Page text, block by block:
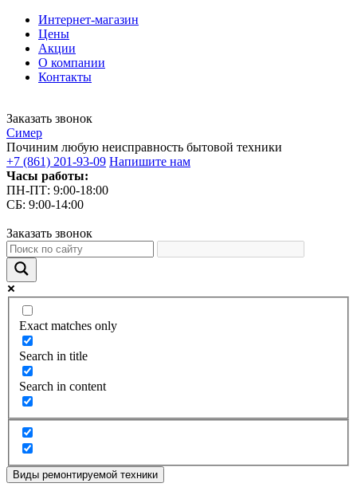
Интернет-магазин
Цены
Акции
О компании
Контакты
Заказать звонок
Симер
Починим любую неисправность бытовой техники
+7 (861) 201-93-09 Напишите нам
Часы работы:
ПН-ПТ: 9:00-18:00
СБ: 9:00-14:00
Заказать звонок
Exact matches only
Search in title
Search in content
Виды ремонтируемой техники